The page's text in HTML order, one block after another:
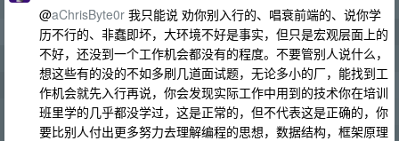
@aChrisByte0r 我只能说 劝你别入行的、唱衰前端的、说你学
历不行的、非蠢即坏，大环境不好是事实，但只是宏观层面上的
不好，还没到一个工作机会都没有的程度。不要管别人说什么，
想这些有的没的不如多刷几道面试题，无论多小的厂，能找到工
作机会就先入行再说，你会发现实际工作中用到的技术你在培训
班里学的几乎都没学过，这是正常的，但不代表这是正确的，你
要比别人付出更多努力去理解编程的思想，数据结构，框架原理